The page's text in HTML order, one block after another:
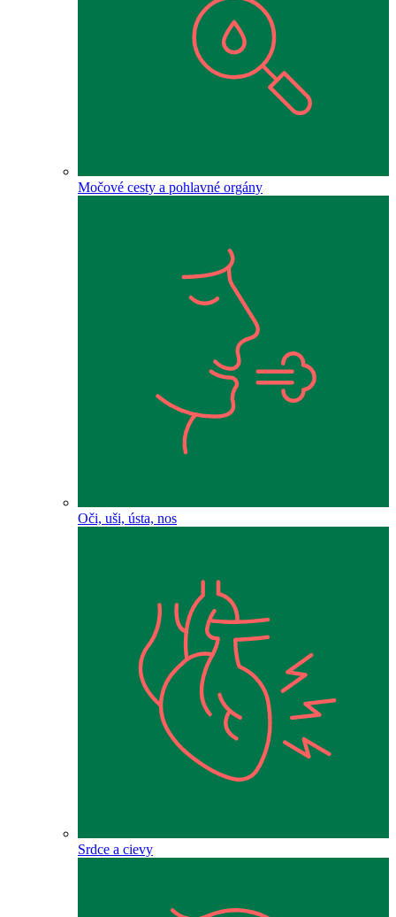
Močové cesty a pohlavné orgány
Oči, uši, ústa, nos
Srdce a cievy